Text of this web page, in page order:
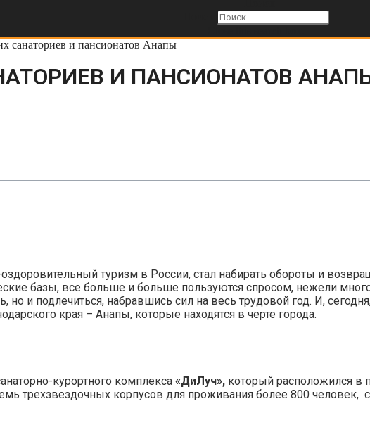
санаториев и пансионатов Анапы
И ПАНСИОНАТОВ
туризм в России, стал набирать обороты и
базы, все больше и больше пользуются спросом, нежели
но и подлечиться, набравшись сил на весь трудовой год. И,
края – Анапы, которые находятся в черте города.
курортного комплекса «ДиЛуч», который расположился в
трехзвездочных корпусов для проживания более 800 человек,